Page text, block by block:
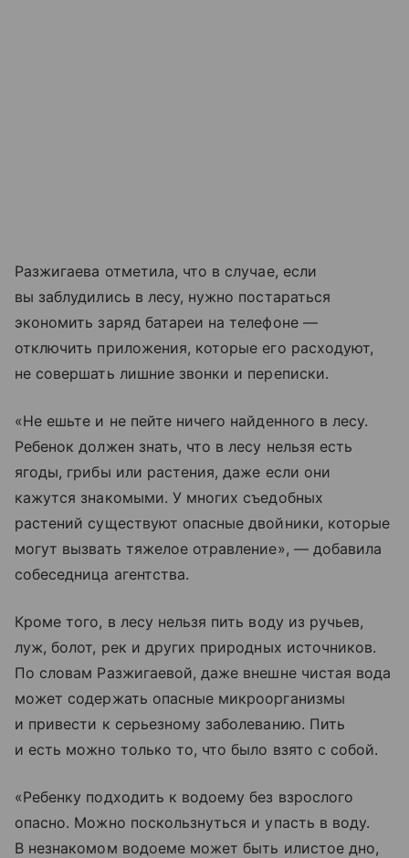
Разжигаева отметила, что в случае, если
вы заблудились в лесу, нужно постараться
экономить заряд батареи на телефоне —
отключить приложения, которые его расходуют,
не совершать лишние звонки и переписки.
«Не ешьте и не пейте ничего найденного в лесу.
Ребенок должен знать, что в лесу нельзя есть
ягоды, грибы или растения, даже если они
кажутся знакомыми. У многих съедобных
растений существуют опасные двойники, которые
могут вызвать тяжелое отравление», — добавила
собеседница агентства.
Кроме того, в лесу нельзя пить воду из ручьев,
луж, болот, рек и других природных источников.
По словам Разжигаевой, даже внешне чистая вода
может содержать опасные микроорганизмы
и привести к серьезному заболеванию. Пить
и есть можно только то, что было взято с собой.
«Ребенку подходить к водоему без взрослого
опасно. Можно поскользнуться и упасть в воду.
В незнакомом водоеме может быть илистое дно,